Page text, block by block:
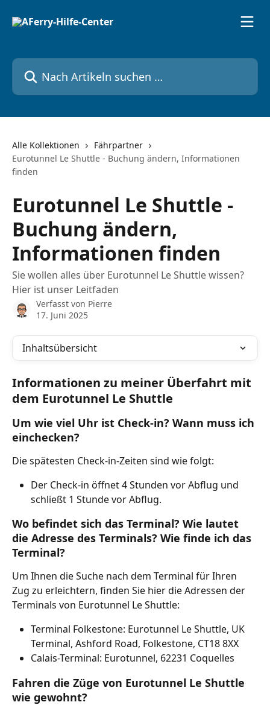
Nach Artikeln suchen …
Alle Kollektionen
Fährpartner
Eurotunnel Le Shuttle - Buchung ändern, Informationen
finden
Eurotunnel Le Shuttle -
Buchung ändern,
Informationen finden
Sie wollen alles über Eurotunnel Le Shuttle wissen?
Hier ist unser Leitfaden
Verfasst von Pierre
17. Juni 2025
Inhaltsübersicht
Informationen zu meiner Überfahrt mit
dem Eurotunnel Le Shuttle
Um wie viel Uhr ist Check-in? Wann muss ich
einchecken?
Die spätesten Check-in-Zeiten sind wie folgt:
Der Check-in öffnet 4 Stunden vor Abflug und
schließt 1 Stunde vor Abflug.
Wo befindet sich das Terminal? Wie lautet
die Adresse des Terminals? Wie finde ich das
Terminal?
Um Ihnen die Suche nach dem Terminal für Ihren
Zug zu erleichtern, finden Sie hier die Adressen der
Terminals von Eurotunnel Le Shuttle:
Terminal Folkestone: Eurotunnel Le Shuttle, UK
Terminal, Ashford Road, Folkestone, CT18 8XX
Calais-Terminal: Eurotunnel, 62231 Coquelles
Fahren die Züge von Eurotunnel Le Shuttle
wie gewohnt?